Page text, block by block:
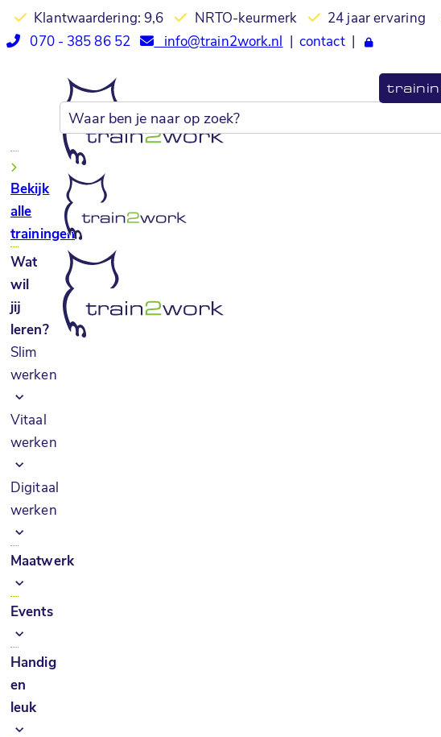
Klantwaardering: 9,6 NRTO-keurmerk 24 jaar ervaring
070 - 385 86 52
info@train2work.nl contact
Bekijk
alle
trainingen
Wat
wil
jij
leren?
Slim
werken
Vitaal
werken
Digitaal
werken
Maatwerk
Events
Handig
en
leuk